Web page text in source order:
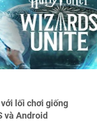
lối chơi giống
và Android